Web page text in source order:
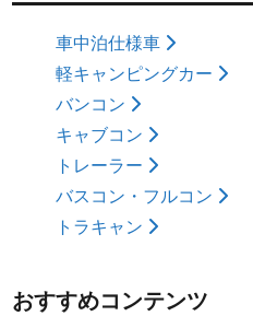
車中泊仕様車
軽キャンピングカー
バンコン
キャブコン
トレーラー
バスコン・フルコン
トラキャン
おすすめコンテンツ